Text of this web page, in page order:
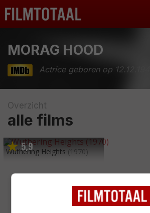
MORAG HOOD
Actrice geboren op 12.12.1942
Overzicht
alle films
5,9
Wuthering Heights (1970)